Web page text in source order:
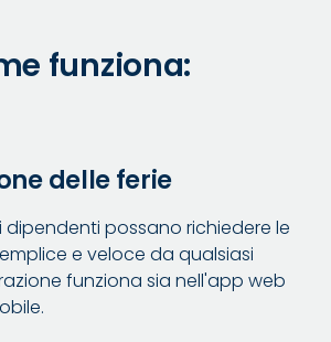
funziona:
delle ferie
dipendenti possano richiedere le
e veloce da qualsiasi
funziona sia nell'app web